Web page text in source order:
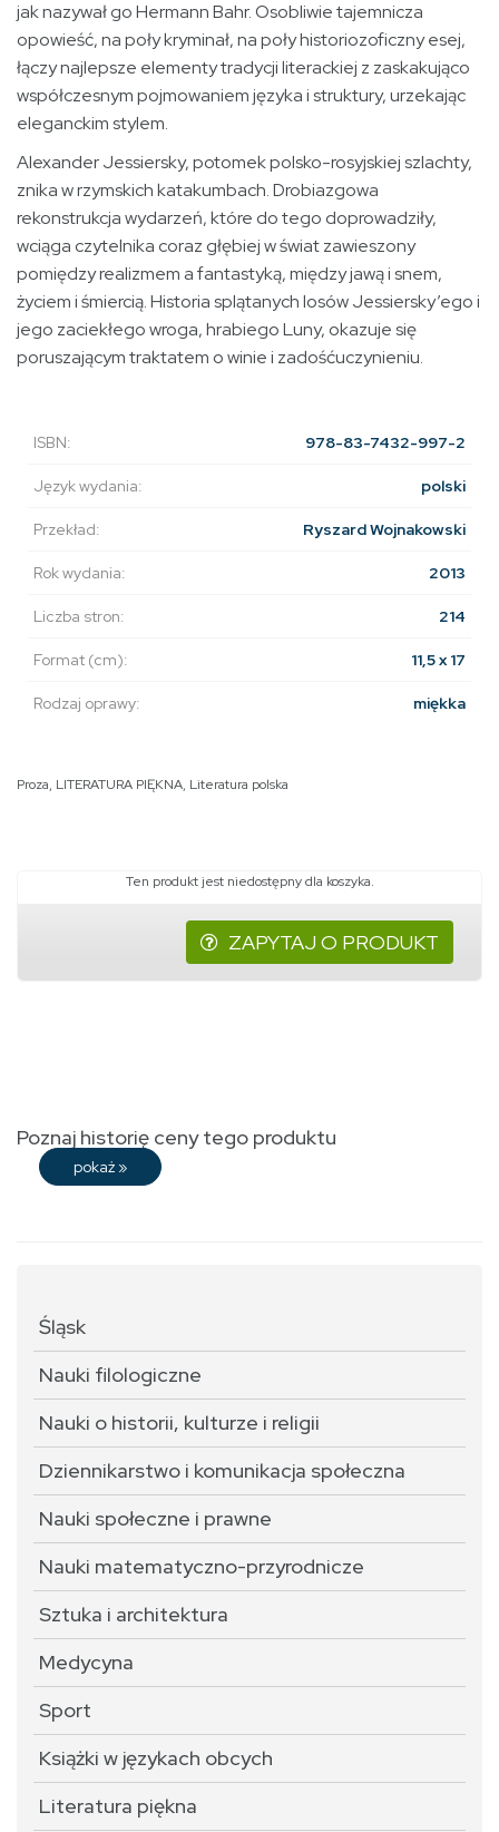
jak nazywał go Hermann Bahr. Osobliwie tajemnicza
opowieść, na poły kryminał, na poły historiozoficzny esej,
łączy najlepsze elementy tradycji literackiej z zaskakująco
współczesnym pojmowaniem języka i struktury, urzekając
eleganckim stylem.
Alexander Jessiersky, potomek polsko-rosyjskiej szlachty,
znika w rzymskich katakumbach. Drobiazgowa
rekonstrukcja wydarzeń, które do tego doprowadziły,
wciąga czytelnika coraz głębiej w świat zawieszony
pomiędzy realizmem a fantastyką, między jawą i snem,
życiem i śmiercią. Historia splątanych losów Jessiersky’ego i
jego zaciekłego wroga, hrabiego Luny, okazuje się
poruszającym traktatem o winie i zadośćuczynieniu.
ISBN: 978-83-7432-997-2
Język wydania: polski
Przekład: Ryszard Wojnakowski
Rok wydania: 2013
Liczba stron: 214
Format (cm): 11,5 x 17
Rodzaj oprawy: miękka
Proza, LITERATURA PIĘKNA, Literatura polska
Ten produkt jest niedostępny dla koszyka.
ZAPYTAJ O PRODUKT
Poznaj historię ceny tego produktu
pokaż »
Śląsk
Nauki filologiczne
Nauki o historii, kulturze i religii
Dziennikarstwo i komunikacja społeczna
Nauki społeczne i prawne
Nauki matematyczno-przyrodnicze
Sztuka i architektura
Medycyna
Sport
Książki w językach obcych
Literatura piękna